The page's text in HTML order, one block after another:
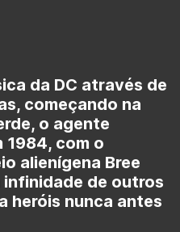
da DC através de
começando na
o agente
1984, com o
alienígena Bree
infinidade de outros
heróis nunca antes